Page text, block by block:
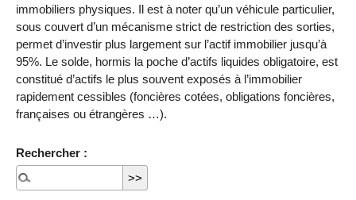
immobiliers physiques. Il est à noter qu’un véhicule particulier,
sous couvert d’un mécanisme strict de restriction des sorties,
permet d’investir plus largement sur l’actif immobilier jusqu’à
95%. Le solde, hormis la poche d’actifs liquides obligatoire, est
constitué d’actifs le plus souvent exposés à l’immobilier
rapidement cessibles (foncières cotées, obligations foncières,
françaises ou étrangères …).
Rechercher :